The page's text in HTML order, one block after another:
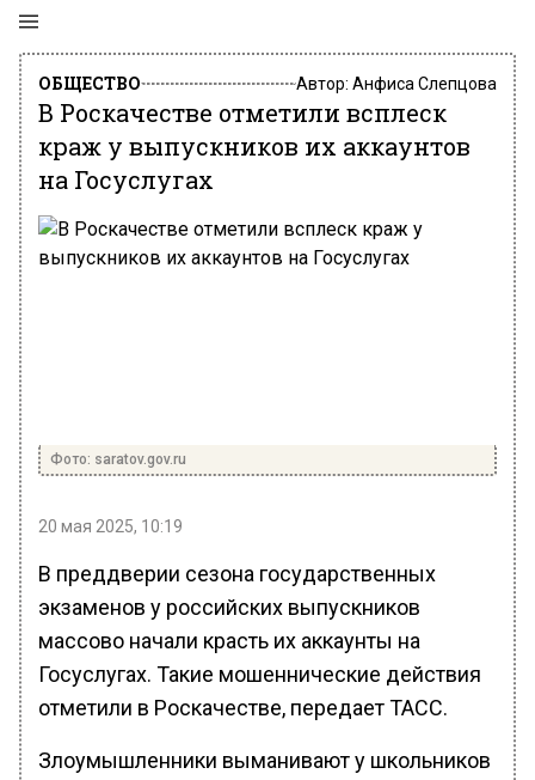
ОБЩЕСТВО Автор: Анфиса Слепцова
В Роскачестве отметили всплеск
краж у выпускников их аккаунтов
на Госуслугах
Фото: saratov.gov.ru
20 мая 2025, 10:19
В преддверии сезона государственных
экзаменов у российских выпускников
массово начали красть их аккаунты на
Госуслугах. Такие мошеннические действия
отметили в Роскачестве, передает ТАСС.
Злоумышленники выманивают у школьников